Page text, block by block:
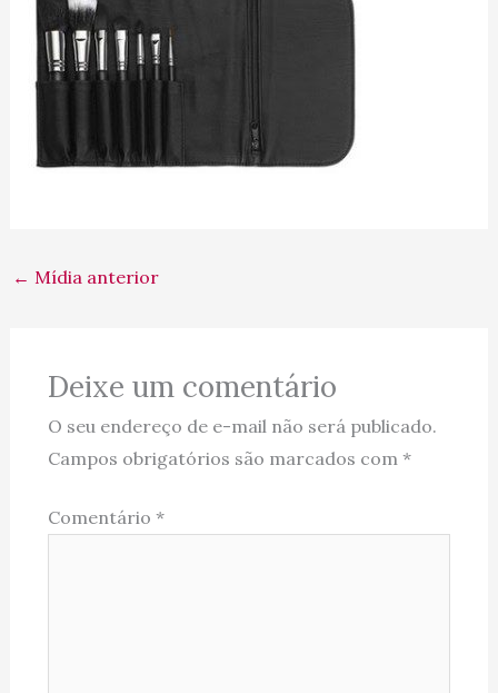
← Mídia anterior
Deixe um comentário
O seu endereço de e-mail não será publicado.
Campos obrigatórios são marcados com *
Comentário *